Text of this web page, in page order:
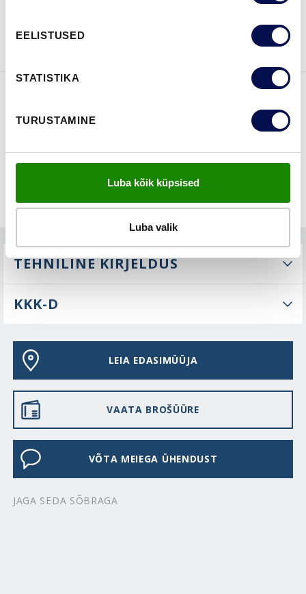
EELISTUSED
STATISTIKA
TURUSTAMINE
Luba kõik küpsised
Luba valik
BROŠÜÜRE
ühendust
TEHNILINE KIRJELDUS
KKK-D
LEIA EDASIMÜÜJA
VAATA BROŠÜÜRE
VÕTA MEIEGA ÜHENDUST
JAGA SEDA SÕBRAGA